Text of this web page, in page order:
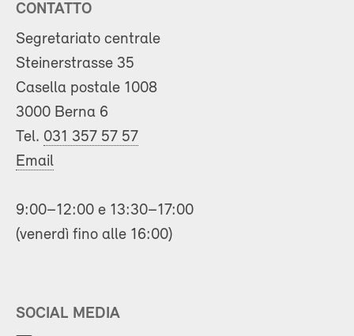
CONTATTO
Segretariato centrale
Steinerstrasse 35
Casella postale 1008
3000 Berna 6
Tel. 031 357 57 57
Email
9:00–12:00 e 13:30–17:00
(venerdì fino alle 16:00)
SOCIAL MEDIA